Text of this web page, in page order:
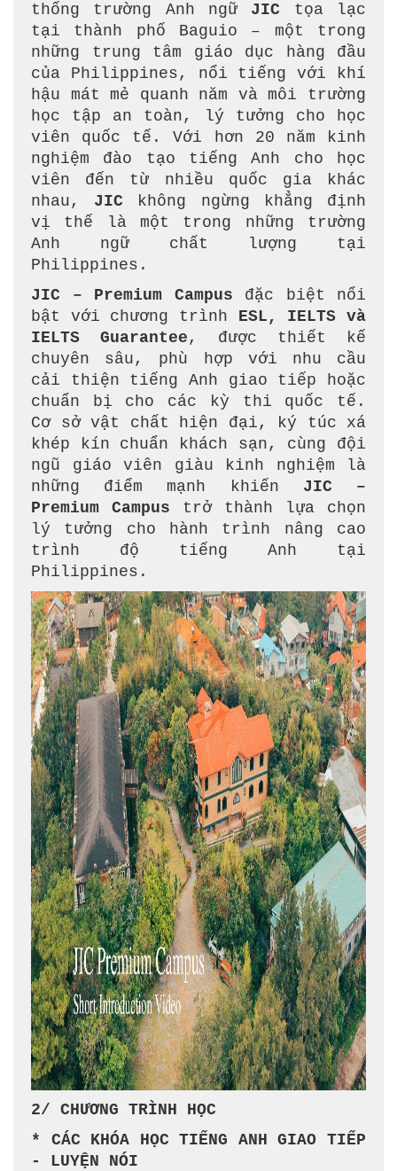
thống trường Anh ngữ JIC tọa lạc
tại thành phố Baguio – một trong
những trung tâm giáo dục hàng đầu
của Philippines, nổi tiếng với khí
hậu mát mẻ quanh năm và môi trường
học tập an toàn, lý tưởng cho học
viên quốc tế. Với hơn 20 năm kinh
nghiệm đào tạo tiếng Anh cho học
viên đến từ nhiều quốc gia khác
nhau, JIC không ngừng khẳng định
vị thế là một trong những trường
Anh ngữ chất lượng tại
Philippines.
JIC – Premium Campus đặc biệt nổi
bật với chương trình ESL, IELTS và
IELTS Guarantee , được thiết kế
chuyên sâu, phù hợp với nhu cầu
cải thiện tiếng Anh giao tiếp hoặc
chuẩn bị cho các kỳ thi quốc tế.
Cơ sở vật chất hiện đại, ký túc xá
khép kín chuẩn khách sạn, cùng đội
ngũ giáo viên giàu kinh nghiệm là
những điểm mạnh khiến JIC –
Premium Campus trở thành lựa chọn
lý tưởng cho hành trình nâng cao
trình độ tiếng Anh tại
Philippines.
2/ CHƯƠNG TRÌNH HỌC
* CÁC KHÓA HỌC TIẾNG ANH GIAO TIẾP
- LUYỆN NÓI